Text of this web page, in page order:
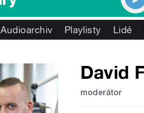
Audioarchiv Playlisty Lidé
David
moderátor